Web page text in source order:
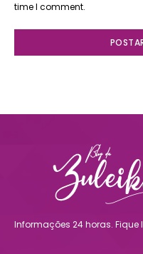
time I comment.
Informações 24 horas.